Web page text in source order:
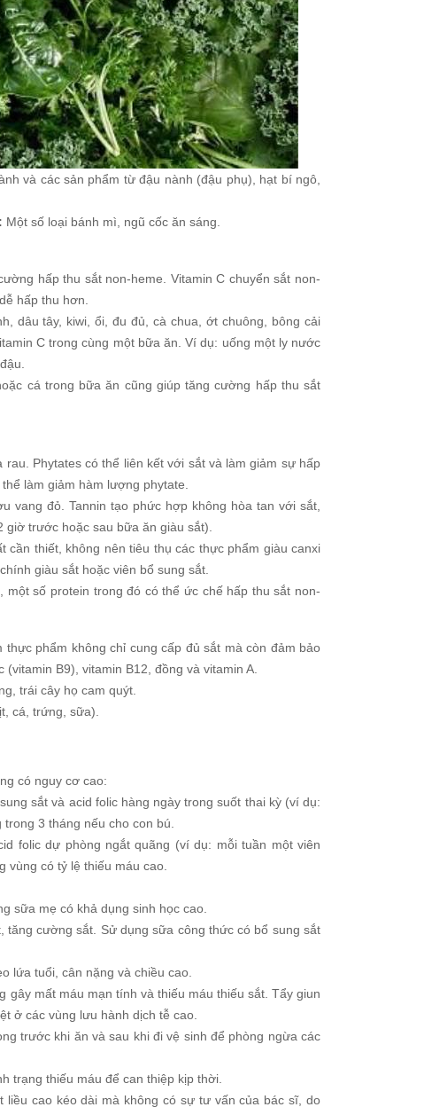
và các sản phẩm từ đậu nành (đậu phụ), hạt bí ngô,
Một số loại bánh mì, ngũ cốc ăn sáng.
hấp thu sắt non-heme. Vitamin C chuyển sắt non-
hấp thu hơn.
dâu tây, kiwi, ổi, đu đủ, cà chua, ớt chuông, bông cải
C trong cùng một bữa ăn. Ví dụ: uống một ly nước
cá trong bữa ăn cũng giúp tăng cường hấp thu sắt
Phytates có thể liên kết với sắt và làm giảm sự hấp
làm giảm hàm lượng phytate.
vang đỏ. Tannin tạo phức hợp không hòa tan với sắt,
trước hoặc sau bữa ăn giàu sắt).
thiết, không nên tiêu thụ các thực phẩm giàu canxi
giàu sắt hoặc viên bổ sung sắt.
một số protein trong đó có thể ức chế hấp thu sắt non-
phẩm không chỉ cung cấp đủ sắt mà còn đảm bảo
B9), vitamin B12, đồng và vitamin A.
trái cây họ cam quýt.
cá, trứng, sữa).
có nguy cơ cao:
sắt và acid folic hàng ngày trong suốt thai kỳ (ví dụ:
3 tháng nếu cho con bú.
folic dự phòng ngắt quãng (ví dụ: mỗi tuần một viên
vùng có tỷ lệ thiếu máu cao.
sữa mẹ có khả dụng sinh học cao.
cường sắt. Sử dụng sữa công thức có bổ sung sắt
lứa tuổi, cân nặng và chiều cao.
gây mất máu mạn tính và thiếu máu thiếu sắt. Tẩy giun
ở các vùng lưu hành dịch tễ cao.
trước khi ăn và sau khi đi vệ sinh để phòng ngừa các
trạng thiếu máu để can thiệp kịp thời.
liều cao kéo dài mà không có sự tư vấn của bác sĩ, do